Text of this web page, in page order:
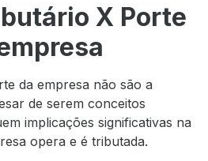
X Porte
da empresa não são a
de serem conceitos
implicações significativas na
opera e é tributada.